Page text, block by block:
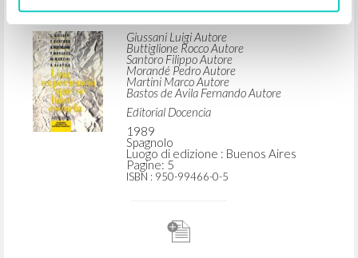
Giussani Luigi Autore
Buttiglione Rocco Autore
Santoro Filippo Autore
Morandé Pedro Autore
Martini Marco Autore
Bastos de Avila Fernando Autore
Editorial Docencia
1989
Spagnolo
Luogo di edizione : Buenos Aires
Pagine: 5
ISBN : 950-99466-0-5